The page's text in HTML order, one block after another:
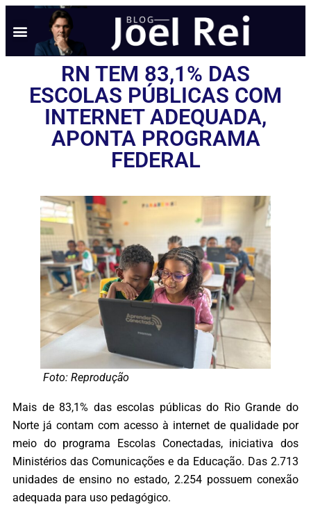
RN TEM 83,1% DAS
ESCOLAS PÚBLICAS COM
INTERNET ADEQUADA,
APONTA PROGRAMA
FEDERAL
Foto: Reprodução
Mais de 83,1% das escolas públicas do Rio Grande do
Norte já contam com acesso à internet de qualidade por
meio do programa Escolas Conectadas, iniciativa dos
Ministérios das Comunicações e da Educação. Das 2.713
unidades de ensino no estado, 2.254 possuem conexão
adequada para uso pedagógico.